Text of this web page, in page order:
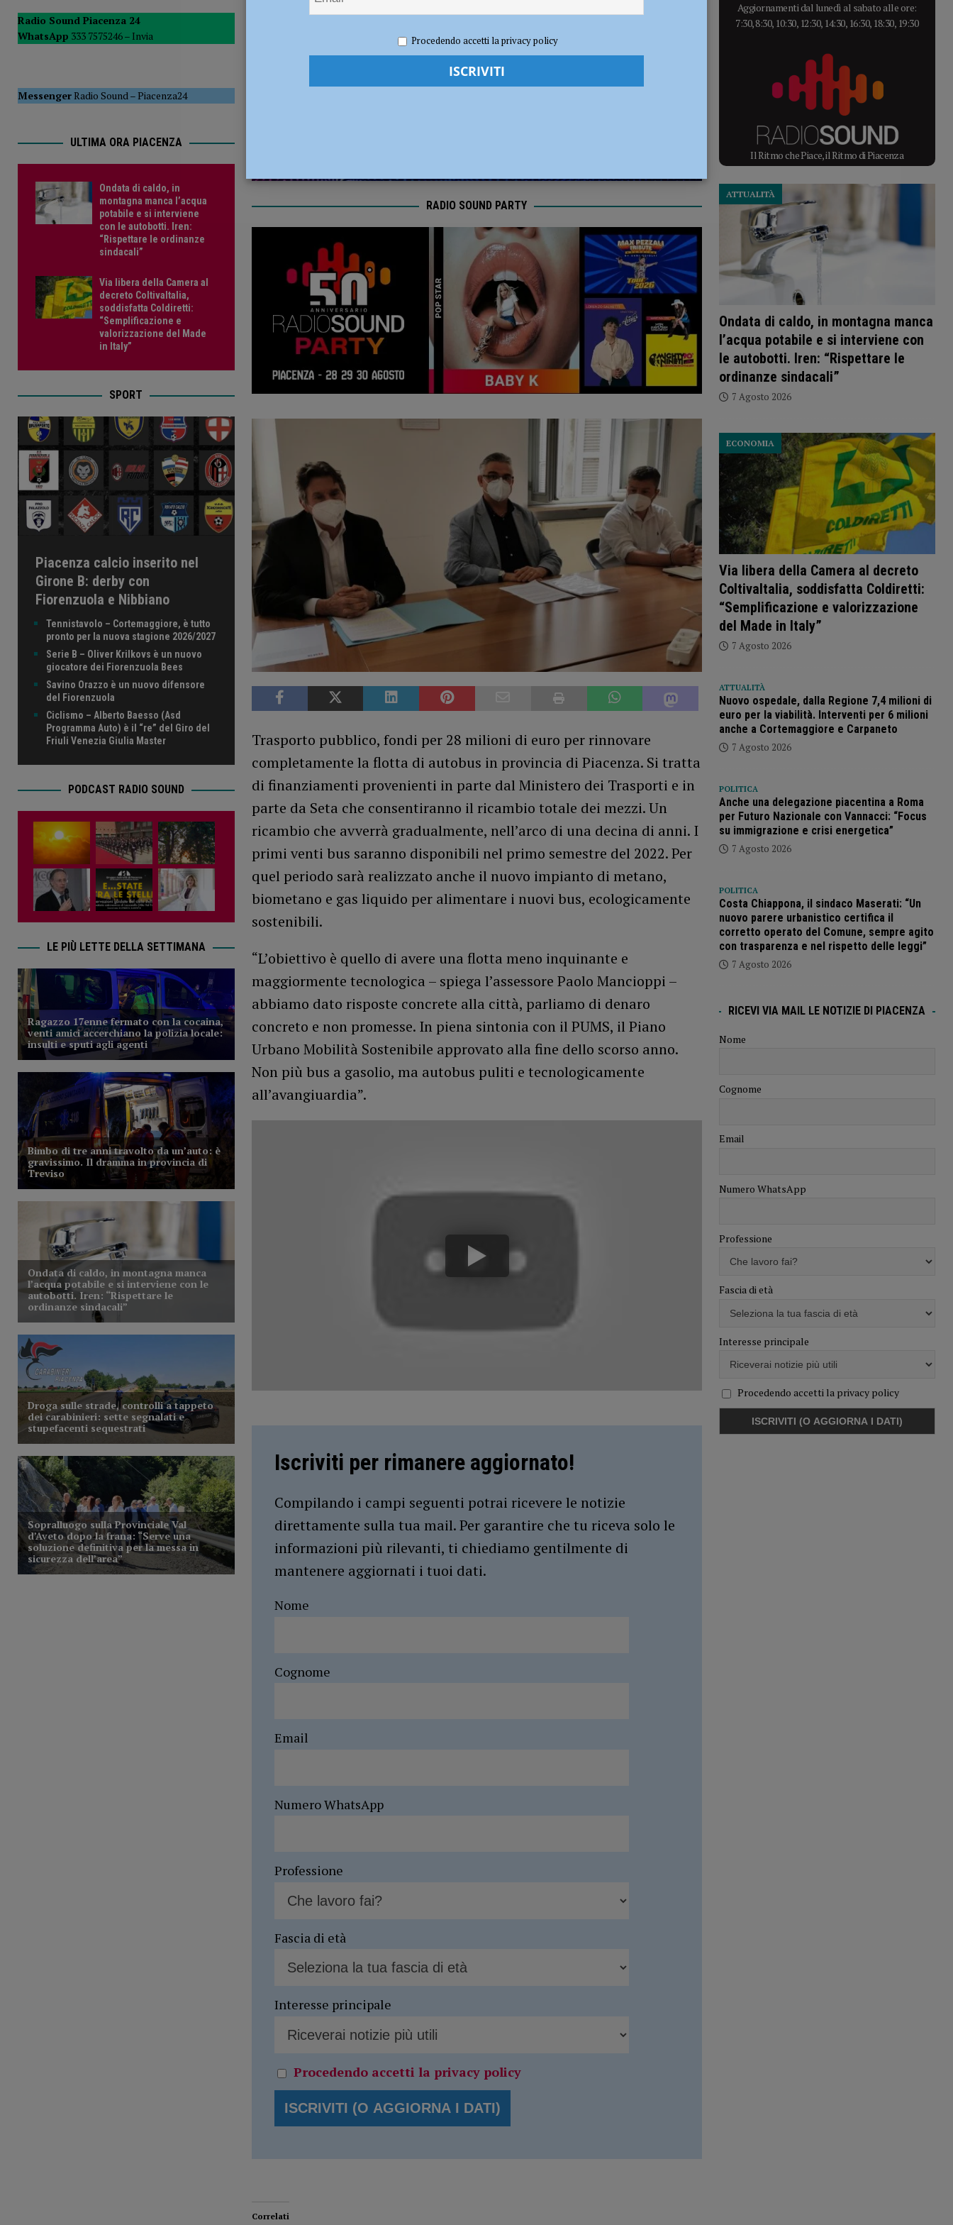
[ 7 Agosto 2026 ] Costa Chiappona, il sindaco Maserati: “Un nuovo parere urbanistico certifica il corretto operato del Comune, sempre
agito con trasparenza e nel rispetto delle leggi” Redazione FG Attualità
RADIO SOUND PARTY
Trasporto pubblico, fondi per 28 milioni di euro per rinnovare
completamente la flotta di autobus in provincia di Piacenza. Si tratta
di finanziamenti provenienti in parte dal Ministero dei Trasporti e in
parte da Seta che consentiranno il ricambio totale dei mezzi. Un
ricambio che avverrà gradualmente, nell’arco di una decina di anni. I
primi venti bus saranno disponibili nel primo semestre del 2022. Per
quel periodo sarà realizzato anche il nuovo impianto di metano,
biometano e gas liquido per alimentare i nuovi bus, ecologicamente
sostenibili.
“L’obiettivo è quello di avere una flotta meno inquinante e
maggiormente tecnologica – spiega l’assessore Paolo Mancioppi –
abbiamo dato risposte concrete alla città, parliamo di denaro
concreto e non promesse. In piena sintonia con il PUMS, il Piano
Urbano Mobilità Sostenibile approvato alla fine dello scorso anno.
Non più bus a gasolio, ma autobus puliti e tecnologicamente
all’avangiuardia”.
Iscriviti per rimanere aggiornato!
Compilando i campi seguenti potrai ricevere le notizie
direttamente sulla tua mail. Per garantire che tu riceva solo le
informazioni più rilevanti, ti chiediamo gentilmente di
mantenere aggiornati i tuoi dati.
Nome
Cognome
Email
Numero WhatsApp
Professione
Fascia di età
Interesse principale
Procedendo accetti la privacy policy
Correlati
Radio Sound Piacenza 24
WhatsApp 333 7575246 – Invia
MessengerRadio Sound–Piacenza24
ULTIMA ORA PIACENZA
Ondata di caldo, in
montagna manca l’acqua
potabile e si interviene
con le autobotti. Iren:
“Rispettare le ordinanze
sindacali”
Via libera della Camera al
decreto ColtivaItalia,
soddisfatta Coldiretti:
“Semplificazione e
valorizzazione del Made
in Italy”
SPORT
Piacenza calcio inserito nel
Girone B: derby con
Fiorenzuola e Nibbiano
Tennistavolo – Cortemaggiore, è tutto
pronto per la nuova stagione 2026/2027
Serie B – Oliver Krilkovs è un nuovo
giocatore dei Fiorenzuola Bees
Savino Orazzo è un nuovo difensore
del Fiorenzuola
Ciclismo – Alberto Baesso (Asd
Programma Auto) è il “re” del Giro del
Friuli Venezia Giulia Master
PODCAST RADIO SOUND
LE PIÙ LETTE DELLA SETTIMANA
Aggiornamenti dal lunedì al sabato alle ore:
7:30, 8:30, 10:30, 12:30, 14:30, 16:30, 18:30, 19:30
Il Ritmo che Piace, il Ritmo di Piacenza
Ondata di caldo, in montagna manca
l’acqua potabile e si interviene con
le autobotti. Iren: “Rispettare le
ordinanze sindacali”
ATTUALITÀ
7 Agosto 2026
Via libera della Camera al decreto
ColtivaItalia, soddisfatta Coldiretti:
“Semplificazione e valorizzazione
del Made in Italy”
ECONOMIA
7 Agosto 2026
ATTUALITÀ
Nuovo ospedale, dalla Regione 7,4 milioni di
euro per la viabilità. Interventi per 6 milioni
anche a Cortemaggiore e Carpaneto
7 Agosto 2026
POLITICA
Anche una delegazione piacentina a Roma
per Futuro Nazionale con Vannacci: “Focus
su immigrazione e crisi energetica”
7 Agosto 2026
POLITICA
Costa Chiappona, il sindaco Maserati: “Un
nuovo parere urbanistico certifica il
corretto operato del Comune, sempre agito
con trasparenza e nel rispetto delle leggi”
7 Agosto 2026
RICEVI VIA MAIL LE NOTIZIE DI PIACENZA
Nome
Cognome
Email
Numero WhatsApp
Professione
Fascia di età
Interesse principale
Procedendo accetti la privacy policy
Procedendo accetti la privacy policy